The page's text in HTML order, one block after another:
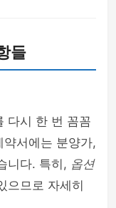
들
다시 한 번 꼼꼼
서에는 분양가,
니다. 특히, 옵션
으므로 자세히